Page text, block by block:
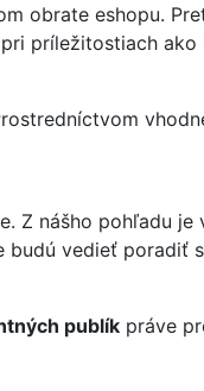
obrate eshopu.
príležitostiach ako
Z nášho pohľadu
budú vedieť
publík práve